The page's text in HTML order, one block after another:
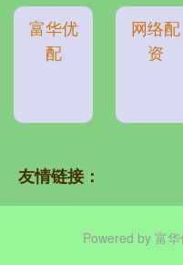
富华优
配
网络配
资
友情链接：
Powered by 富